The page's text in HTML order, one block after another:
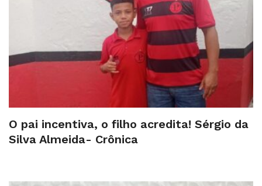
O pai incentiva, o filho acredita! Sérgio da
Silva Almeida- Crônica